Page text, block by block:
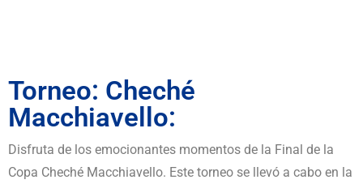
Torneo: Cheché
Macchiavello:
Disfruta de los emocionantes momentos de la Final de la
Copa Cheché Macchiavello. Este torneo se llevó a cabo en la